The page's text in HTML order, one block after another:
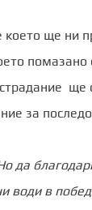
ще ни
помазано
ще
за
да
води в